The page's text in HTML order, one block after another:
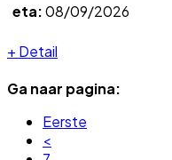
eta:08/09/2026
+ Detail
Ga naar pagina:
Eerste
<